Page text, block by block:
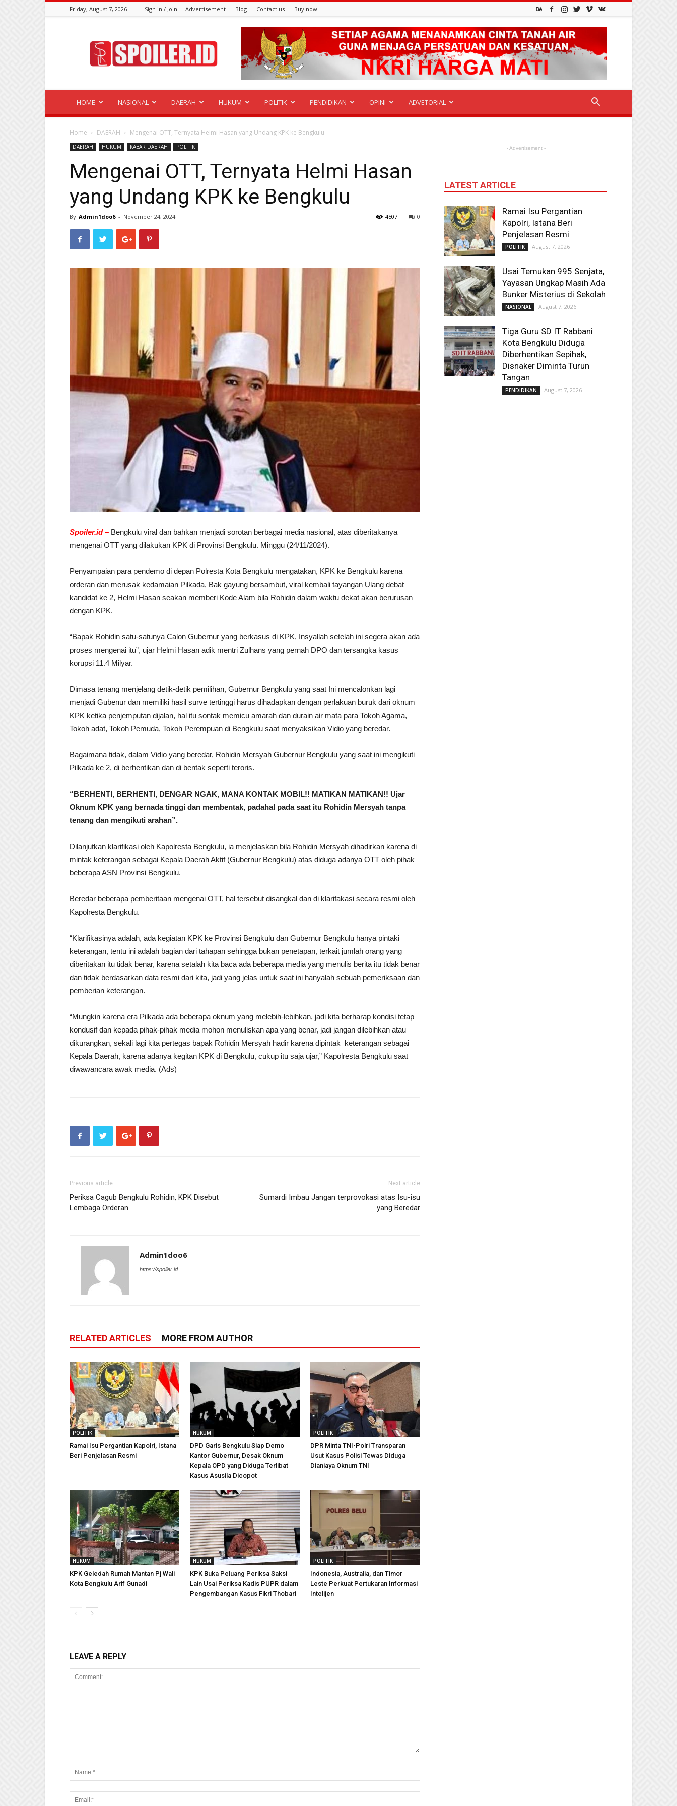
Friday, August 7, 2026 Sign in / Join Advertisement Blog Contact us Buy now
HOME NASIONAL DAERAH HUKUM POLITIK PENDIDIKAN OPINI ADVETORIAL
Home DAERAH Mengenai OTT, Ternyata Helmi Hasan yang Undang KPK ke Bengkulu
DAERAH HUKUM KABAR DAERAH POLITIK
Mengenai OTT, Ternyata Helmi Hasan
yang Undang KPK ke Bengkulu
By Admin1doo6 - November 24, 2024 0
4507
Spoiler.id – Bengkulu viral dan bahkan menjadi sorotan berbagai media nasional, atas diberitakanya
mengenai OTT yang dilakukan KPK di Provinsi Bengkulu. Minggu (24/11/2024).
Penyampaian para pendemo di depan Polresta Kota Bengkulu mengatakan, KPK ke Bengkulu karena
orderan dan merusak kedamaian Pilkada, Bak gayung bersambut, viral kembali tayangan Ulang debat
kandidat ke 2, Helmi Hasan seakan memberi Kode Alam bila Rohidin dalam waktu dekat akan berurusan
dengan KPK.
“Bapak Rohidin satu-satunya Calon Gubernur yang berkasus di KPK, Insyallah setelah ini segera akan ada
proses mengenai itu”, ujar Helmi Hasan adik mentri Zulhans yang pernah DPO dan tersangka kasus
korupsi 11.4 Milyar.
Dimasa tenang menjelang detik-detik pemilihan, Gubernur Bengkulu yang saat Ini mencalonkan lagi
menjadi Gubenur dan memiliki hasil surve tertinggi harus dihadapkan dengan perlakuan buruk dari oknum
KPK ketika penjemputan dijalan, hal itu sontak memicu amarah dan durain air mata para Tokoh Agama,
Tokoh adat, Tokoh Pemuda, Tokoh Perempuan di Bengkulu saat menyaksikan Vidio yang beredar.
Bagaimana tidak, dalam Vidio yang beredar, Rohidin Mersyah Gubernur Bengkulu yang saat ini mengikuti
Pilkada ke 2, di berhentikan dan di bentak seperti teroris.
“BERHENTI, BERHENTI, DENGAR NGAK, MANA KONTAK MOBIL!! MATIKAN MATIKAN!! Ujar
Oknum KPK yang bernada tinggi dan membentak, padahal pada saat itu Rohidin Mersyah tanpa
tenang dan mengikuti arahan”.
Dilanjutkan klarifikasi oleh Kapolresta Bengkulu, ia menjelaskan bila Rohidin Mersyah dihadirkan karena di
mintak keterangan sebagai Kepala Daerah Aktif (Gubernur Bengkulu) atas diduga adanya OTT oleh pihak
beberapa ASN Provinsi Bengkulu.
Beredar beberapa pemberitaan mengenai OTT, hal tersebut disangkal dan di klarifakasi secara resmi oleh
Kapolresta Bengkulu.
“Klarifikasinya adalah, ada kegiatan KPK ke Provinsi Bengkulu dan Gubernur Bengkulu hanya pintaki
keterangan, tentu ini adalah bagian dari tahapan sehingga bukan penetapan, terkait jumlah orang yang
diberitakan itu tidak benar, karena setalah kita baca ada beberapa media yang menulis berita itu tidak benar
dan tidak berdasarkan data resmi dari kita, jadi yang jelas untuk saat ini hanyalah sebuah pemeriksaan dan
pemberian keterangan.
“Mungkin karena era Pilkada ada beberapa oknum yang melebih-lebihkan, jadi kita berharap kondisi tetap
kondusif dan kepada pihak-pihak media mohon menuliskan apa yang benar, jadi jangan dilebihkan atau
dikurangkan, sekali lagi kita pertegas bapak Rohidin Mersyah hadir karena dipintak keterangan sebagai
Kepala Daerah, karena adanya kegitan KPK di Bengkulu, cukup itu saja ujar,” Kapolresta Bengkulu saat
diwawancara awak media. (Ads)
Previous article
Periksa Cagub Bengkulu Rohidin, KPK Disebut
Lembaga Orderan
Next article
Sumardi Imbau Jangan terprovokasi atas Isu-isu
yang Beredar
Admin1doo6
https://spoiler.id
RELATED ARTICLES MORE FROM AUTHOR
POLITIK
Ramai Isu Pergantian Kapolri, Istana
Beri Penjelasan Resmi
HUKUM
DPD Garis Bengkulu Siap Demo
Kantor Gubernur, Desak Oknum
Kepala OPD yang Diduga Terlibat
Kasus Asusila Dicopot
POLITIK
DPR Minta TNI-Polri Transparan
Usut Kasus Polisi Tewas Diduga
Dianiaya Oknum TNI
HUKUM
KPK Geledah Rumah Mantan Pj Wali
Kota Bengkulu Arif Gunadi
HUKUM
KPK Buka Peluang Periksa Saksi
Lain Usai Periksa Kadis PUPR dalam
Pengembangan Kasus Fikri Thobari
POLITIK
Indonesia, Australia, dan Timor
Leste Perkuat Pertukaran Informasi
Intelijen
LEAVE A REPLY
- Advertisement -
LATEST ARTICLE
Ramai Isu Pergantian
Kapolri, Istana Beri
Penjelasan Resmi
POLITIK August 7, 2026
Usai Temukan 995 Senjata,
Yayasan Ungkap Masih Ada
Bunker Misterius di Sekolah
NASIONAL August 7, 2026
Tiga Guru SD IT Rabbani
Kota Bengkulu Diduga
Diberhentikan Sepihak,
Disnaker Diminta Turun
Tangan
PENDIDIKAN August 7, 2026